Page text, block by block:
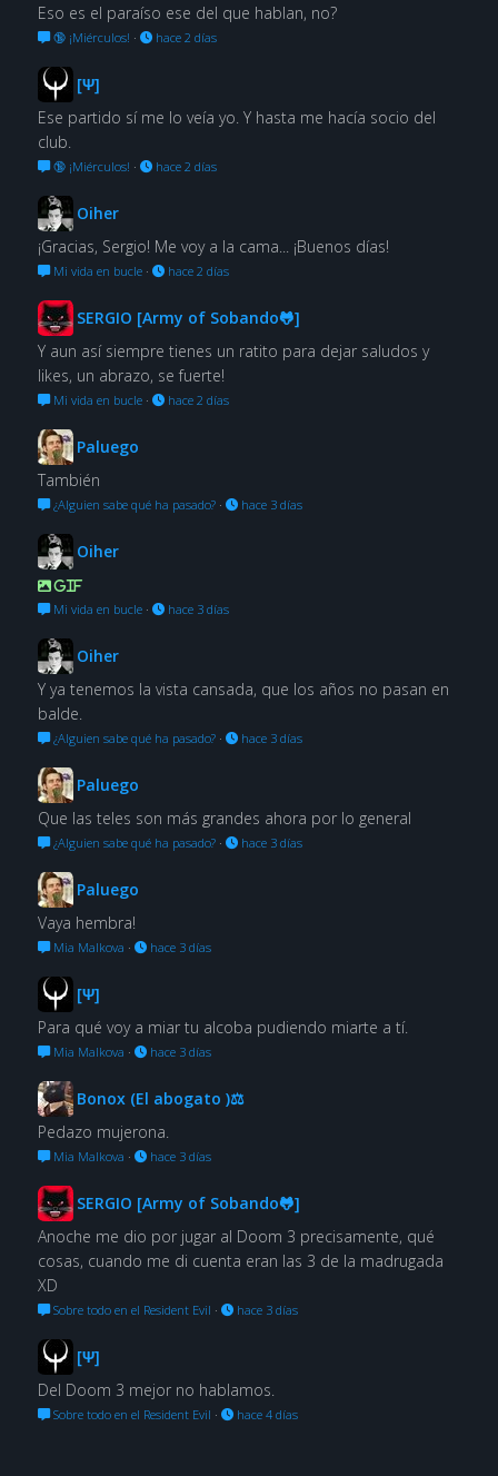
Eso es el paraíso ese del que hablan, no?
🔞 ¡Miérculos! · hace 2 días
[Ψ]
Ese partido sí me lo veía yo. Y hasta me hacía socio del
club.
🔞 ¡Miérculos! · hace 2 días
Oiher
¡Gracias, Sergio! Me voy a la cama... ¡Buenos días!
Mi vida en bucle· hace 2 días
SERGIO [Army of Sobando🐸]
Y aun así siempre tienes un ratito para dejar saludos y
likes, un abrazo, se fuerte!
Mi vida en bucle· hace 2 días
Paluego
También
¿Alguien sabe qué ha pasado?· hace 3 días
Oiher
GIF
Mi vida en bucle· hace 3 días
Oiher
Y ya tenemos la vista cansada, que los años no pasan en
balde.
¿Alguien sabe qué ha pasado?· hace 3 días
Paluego
Que las teles son más grandes ahora por lo general
¿Alguien sabe qué ha pasado?· hace 3 días
Paluego
Vaya hembra!
Mia Malkova · hace 3 días
[Ψ]
Para qué voy a miar tu alcoba pudiendo miarte a tí.
Mia Malkova · hace 3 días
Bonox (El abogato )⚖
Pedazo mujerona.
Mia Malkova · hace 3 días
SERGIO [Army of Sobando🐸]
Anoche me dio por jugar al Doom 3 precisamente, qué
cosas, cuando me di cuenta eran las 3 de la madrugada
XD
Sobre todo en el Resident Evil · hace 3 días
[Ψ]
Del Doom 3 mejor no hablamos.
Sobre todo en el Resident Evil · hace 4 días